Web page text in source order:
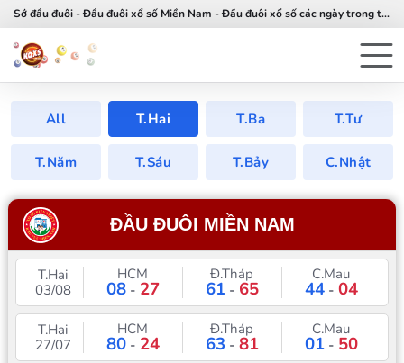
Sớ đầu đuôi - Đầu đuôi xổ số Miền Nam - Đầu đuôi xổ số các ngày trong tuần
All T.Hai T.Ba T.Tư
T.Năm T.Sáu T.Bảy C.Nhật
ĐẦU ĐUÔI MIỀN NAM
T.Hai
03/08
HCM
08- 27
Đ.Tháp
61- 65
C.Mau
44- 04
T.Hai
27/07
HCM
80- 24
Đ.Tháp
63 - 81
C.Mau
01- 50